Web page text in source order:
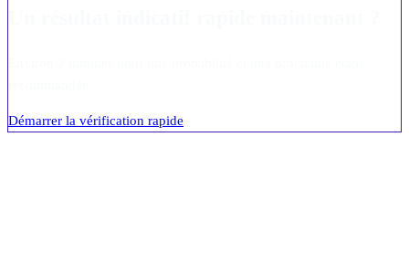
Démarrer la vérification rapide